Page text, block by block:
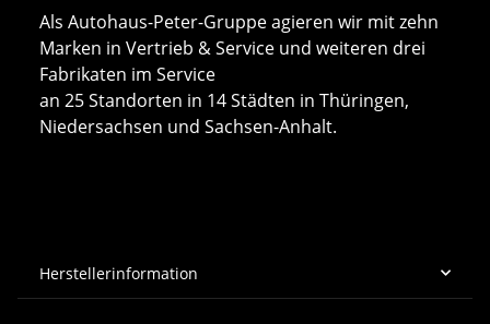
Als Autohaus-Peter-Gruppe agieren wir mit zehn
Marken in Vertrieb & Service und weiteren drei
Fabrikaten im Service
an 25 Standorten in 14 Städten in Thüringen,
Niedersachsen und Sachsen-Anhalt.
Herstellerinformation